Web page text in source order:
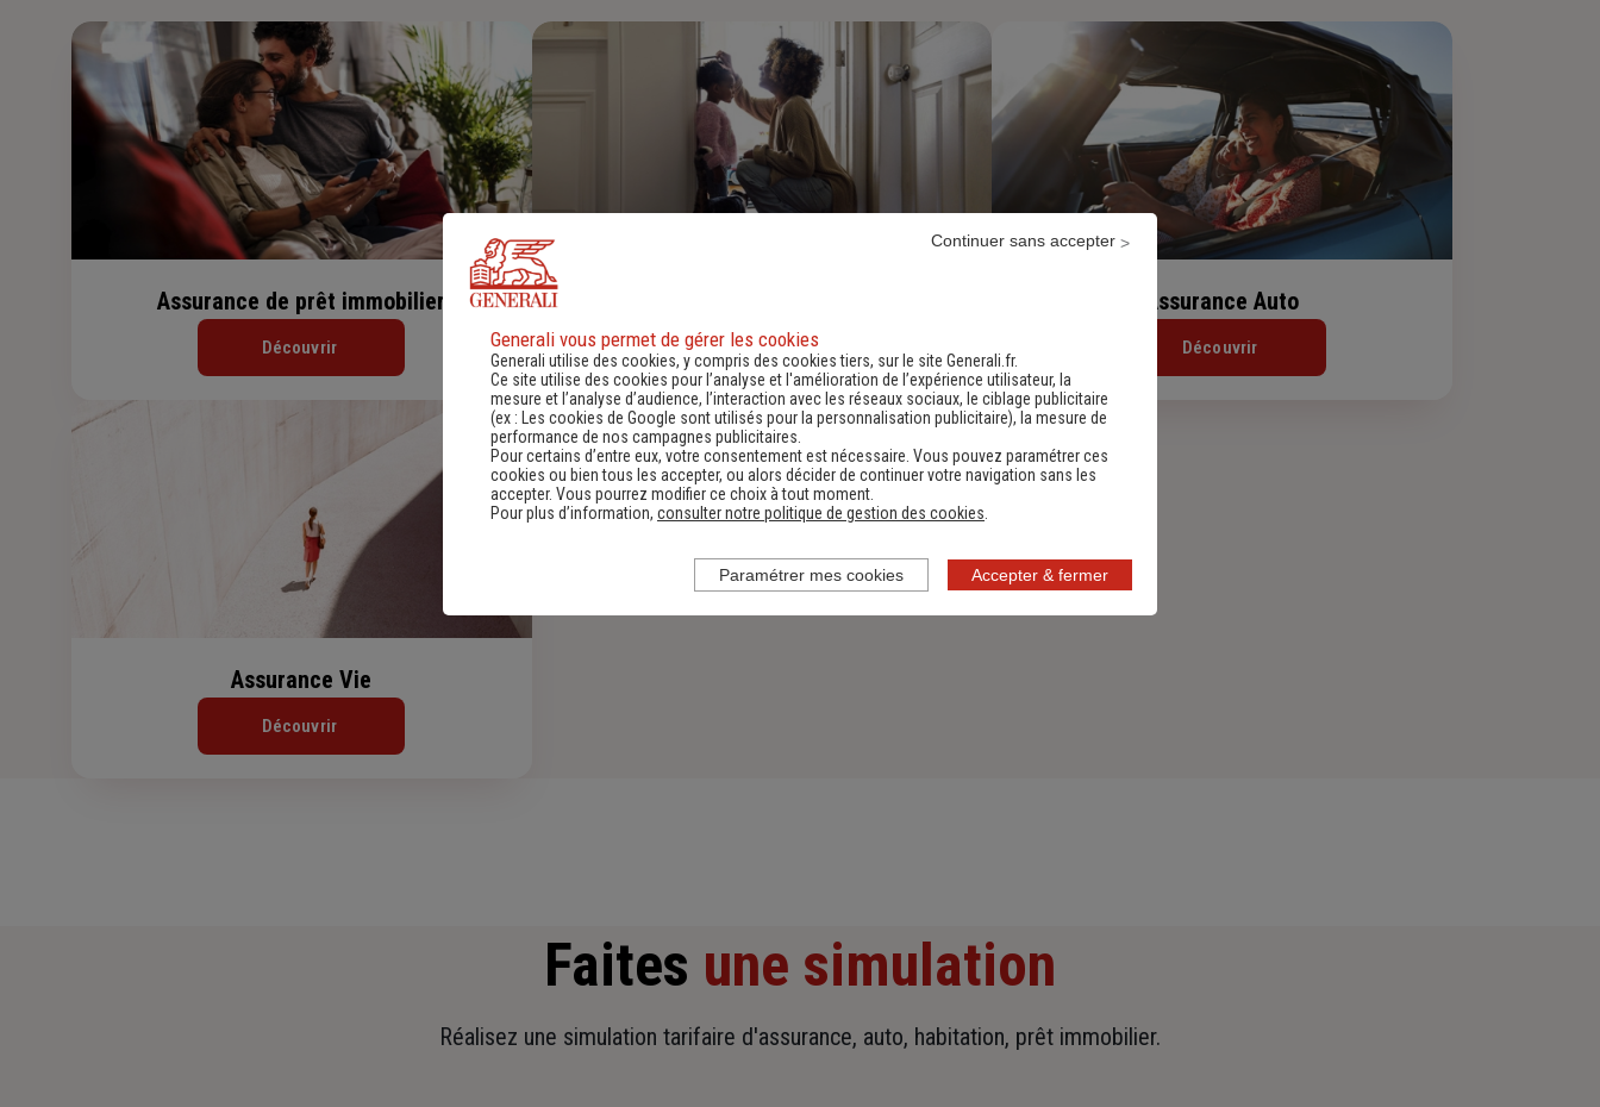
Assurance de prêt immobilier
Découvrir Découvrir
Assurance Auto
Découvrir
Assurance Vie
Découvrir
Faites une simulation
Réalisez une simulation tarifaire d'assurance, auto, habitation, prêt immobilier.
Generali vous permet de gérer les cookies
Generali utilise des cookies, y compris des cookies tiers, sur le site Generali.fr.
Ce site utilise des cookies pour l’analyse et l'amélioration de l’expérience utilisateur, la
mesure et l’analyse d’audience, l’interaction avec les réseaux sociaux, le ciblage publicitaire
(ex :
Les cookies de Google sont utilisés pour la personnalisation publicitaire), la mesure de
performance de nos campagnes publicitaires.
Pour certains d’entre eux, votre consentement est nécessaire. Vous pouvez paramétrer ces
cookies ou bien tous les accepter, ou alors décider de continuer votre navigation sans les
accepter. Vous pourrez modifier ce choix à tout moment.
Pour plus d’information, consulter notre politique de gestion des cookies
Accepter & fermer
Continuer sans accepter
Paramétrer mes cookies